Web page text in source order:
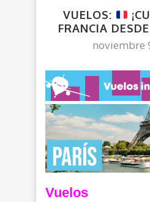
VUELOS:
FRANCIA
noviembre
Vuelos